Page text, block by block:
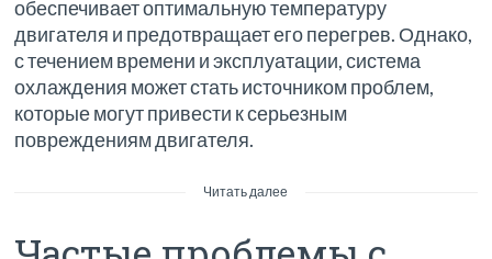
обеспечивает оптимальную температуру
двигателя и предотвращает его перегрев. Однако,
с течением времени и эксплуатации, система
охлаждения может стать источником проблем,
которые могут привести к серьезным
повреждениям двигателя.
Читать далее